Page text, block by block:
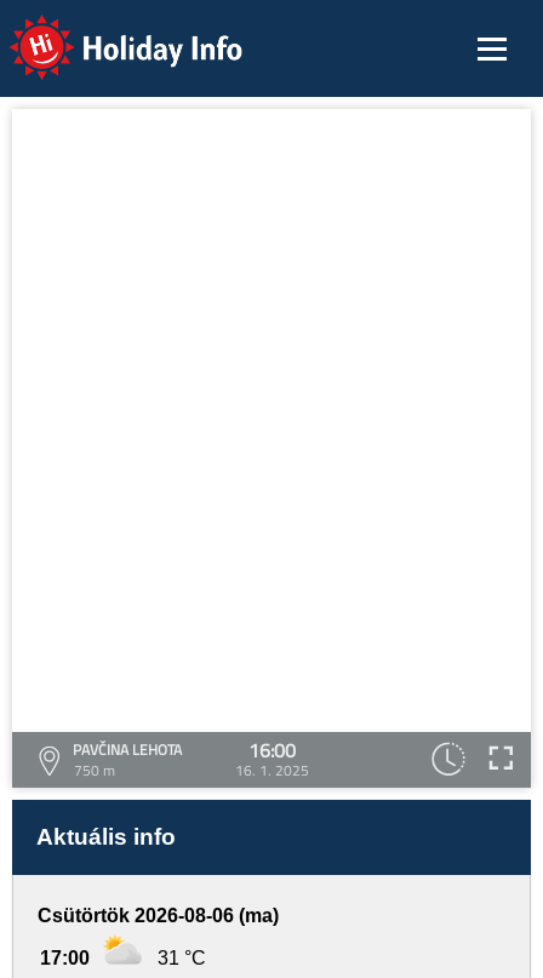
Holiday Info
PAVČINA LEHOTA
750 m
16:00
16. 1. 2025
Aktuális info
Csütörtök 2026-08-06 (ma)
17:00 31 °C